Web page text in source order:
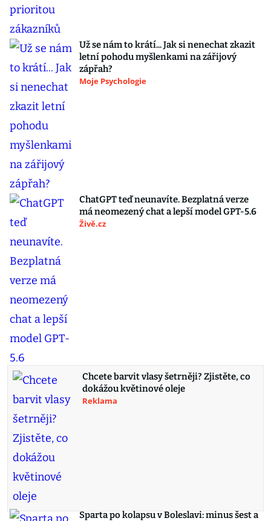
Už se nám to krátí... Jak si nenechat zkazit
letní pohodu myšlenkami na zářijový
zápřah?
Moje Psychologie
ChatGPT teď neunavíte. Bezplatná verze
má neomezený chat a lepší model GPT-5.6
Živě.cz
Chcete barvit vlasy šetrněji? Zjistěte, co
dokážou květinové oleje
Reklama
Sparta po kolapsu v Boleslavi: minus šest a